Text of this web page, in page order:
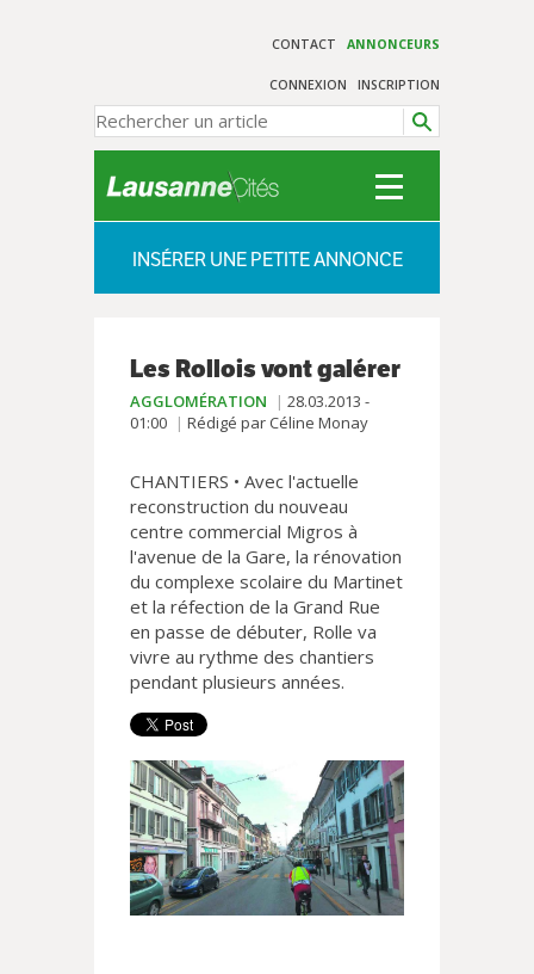
CONTACT ANNONCEURS
CONNEXION INSCRIPTION
INSÉRER UNE PETITE ANNONCE
Les Rollois vont galérer
AGGLOMÉRATION
28.03.2013 -
01:00
Rédigé par Céline Monay
CHANTIERS • Avec l'actuelle
reconstruction du nouveau
centre commercial Migros à
l'avenue de la Gare, la rénovation
du complexe scolaire du Martinet
et la réfection de la Grand Rue
en passe de débuter, Rolle va
vivre au rythme des chantiers
pendant plusieurs années.